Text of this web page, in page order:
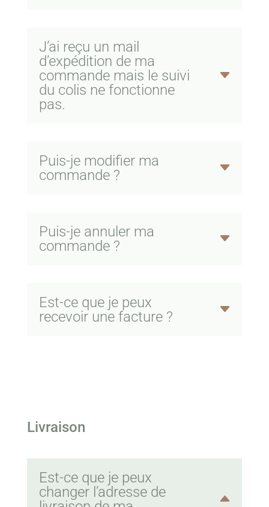
J’ai reçu un mail
d’expédition de ma
commande mais le suivi
du colis ne fonctionne
pas.
Puis-je modifier ma
commande ?
Puis-je annuler ma
commande ?
Est-ce que je peux
recevoir une facture ?
Livraison
Est-ce que je peux
changer l’adresse de